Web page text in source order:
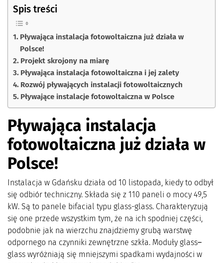
Spis treści
Pływająca instalacja fotowoltaiczna już działa w
Polsce!
Projekt skrojony na miarę
Pływająca instalacja fotowoltaiczna i jej zalety
Rozwój pływających instalacji fotowoltaicznych
Pływające instalacje fotowoltaiczna w Polsce
Pływająca instalacja
fotowoltaiczna już działa w
Polsce!
Instalacja w Gdańsku działa od 10 listopada, kiedy to odbył
się odbiór techniczny. Składa się z 110 paneli o mocy 49,5
kW. Są to panele bifacial typu glass-glass. Charakteryzują
się one przede wszystkim tym, że na ich spodniej części,
podobnie jak na wierzchu znajdziemy grubą warstwę
odpornego na czynniki zewnętrzne szkła. Moduły glass–
glass wyróżniają się mniejszymi spadkami wydajności w